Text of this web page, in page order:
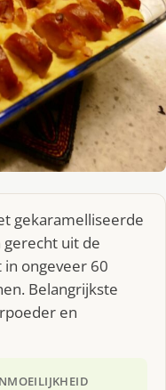
gekaramelliseerde
uit de
in ongeveer 60
Belangrijkste
en
MOEILIJKHEID